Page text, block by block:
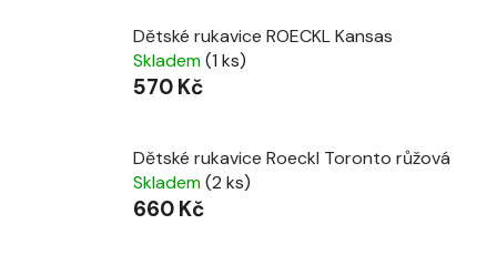
Dětské rukavice ROECKL Kansas
Skladem(1 ks)
570 Kč
Dětské rukavice Roeckl Toronto růžová
Skladem(2 ks)
660 Kč